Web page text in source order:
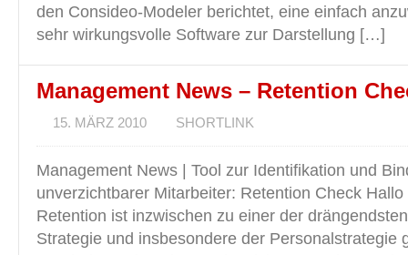
den Consideo-Modeler berichtet, eine einfach
sehr wirkungsvolle Software zur Darstellung […]
Management News – Retention
15. MÄRZ 2010 SHORTLINK
Management News | Tool zur Identifikation und
unverzichtbarer Mitarbeiter: Retention Check Hallo
Retention ist inzwischen zu einer der
Strategie und insbesondere der Personalstrategie